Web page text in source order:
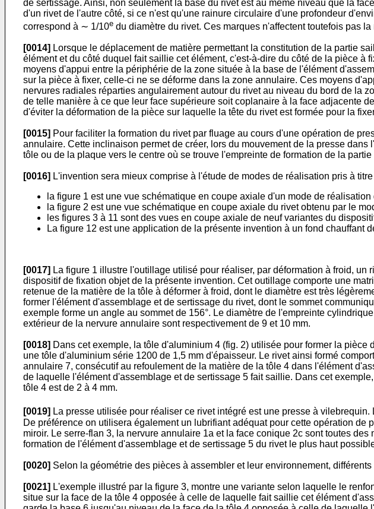
de sertissage. Ainsi, non seulement la base du rivet est au même niveau que la
d'un rivet de l'autre côté, si ce n'est qu'une rainure circulaire d'une profondeur
correspond à ∼ 1/10e du diamètre du rivet. Ces marques n'affectent toutefois pas
[0014] Lorsque le déplacement de matière permettant la constitution de la partie
élément et du côté duquel fait saillie cet élément, c'est-à-dire du côté de la pièce
moyens d'appui entre la périphérie de la zone située à la base de l'élément
sur la pièce à fixer, celle-ci ne se déforme dans la zone annulaire. Ces moyens
nervures radiales réparties angulairement autour du rivet au niveau du bord de la
de telle manière à ce que leur face supérieure soit coplanaire à la face adjacente
d'éviter la déformation de la pièce sur laquelle la tête du rivet est formée pour la
[0015] Pour faciliter la formation du rivet par fluage au cours d'une opération de
annulaire. Cette inclinaison permet de créer, lors du mouvement de la presse
tôle ou de la plaque vers le centre où se trouve l'empreinte de formation de la
[0016] L'invention sera mieux comprise à l'étude de modes de réalisation pris à
la figure 1 est une vue schématique en coupe axiale d'un mode de
la figure 2 est une vue schématique en coupe axiale du rivet obtenu par le
les figures 3 à 11 sont des vues en coupe axiale de neuf variantes du
La figure 12 est une application de la présente invention à un fond chauffant
[0017] La figure 1 illustre l'outillage utilisé pour réaliser, par déformation à froid,
dispositif de fixation objet de la présente invention. Cet outillage comporte une
retenue de la matière de la tôle à déformer à froid, dont le diamètre est très
former l'élément d'assemblage et de sertissage du rivet, dont le sommet
exemple forme un angle au sommet de 156°. Le diamètre de l'empreinte
extérieur de la nervure annulaire sont respectivement de 9 et 10 mm.
[0018] Dans cet exemple, la tôle d'aluminium 4 (fig. 2) utilisée pour former la
une tôle d'aluminium série 1200 de 1,5 mm d'épaisseur. Le rivet ainsi formé
annulaire 7, consécutif au refoulement de la matière de la tôle 4 dans l'élément
de laquelle l'élément d'assemblage et de sertissage 5 fait saillie. Dans cet
tôle 4 est de 2 à 4 mm.
[0019] La presse utilisée pour réaliser ce rivet intégré est une presse à
De préférence on utilisera également un lubrifiant adéquat pour cette opération
miroir. Le serre-flan 3, la nervure annulaire 1a et la face conique 2c sont toutes
formation de l'élément d'assemblage et de sertissage 5 du rivet le plus haut
[0020] Selon la géométrie des pièces à assembler et leur environnement,
[0021] L'exemple illustré par la figure 3, montre une variante selon laquelle le
situe sur la face de la tôle 4 opposée à celle de laquelle fait saillie cet élément